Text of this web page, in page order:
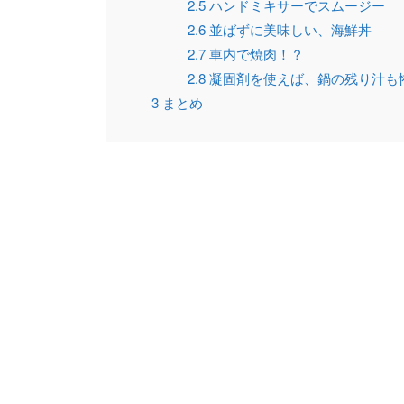
2.5ハンドミキサーでスムージー
2.6 並ばずに美味しい、海鮮丼
2.7車内で焼肉！？
2.8凝固剤を使えば、鍋の残り汁も
3 まとめ